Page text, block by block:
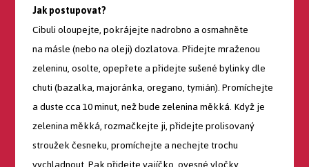
Jak postupovat?
Cibuli oloupejte, pokrájejte nadrobno a osmahněte
na másle (nebo na oleji) dozlatova. Přidejte mraženou
zeleninu, osolte, opepřete a přidejte sušené bylinky dle
chuti (bazalka, majoránka, oregano, tymián). Promíchejte
a duste cca 10 minut, než bude zelenina měkká. Když je
zelenina měkká, rozmačkejte ji, přidejte prolisovaný
stroužek česneku, promíchejte a nechejte trochu